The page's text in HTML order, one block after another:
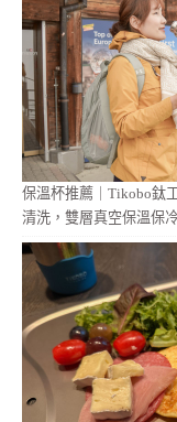
保溫杯推薦｜Tikobo鈦
清洗，雙層真空保溫保